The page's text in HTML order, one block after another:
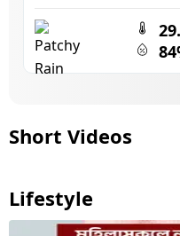
Short Videos
Lifestyle